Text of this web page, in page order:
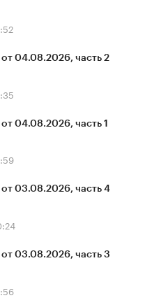
04.08.2026, часть 2
04.08.2026, часть 1
03.08.2026, часть 4
03.08.2026, часть 3